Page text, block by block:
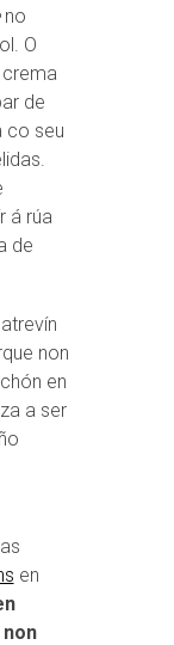
no
O
de
co seu
á rúa
de
non
en
a ser
en
non